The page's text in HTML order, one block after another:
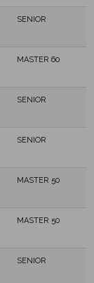
SENIOR
MASTER 60
SENIOR
SENIOR
MASTER 50
MASTER 50
SENIOR